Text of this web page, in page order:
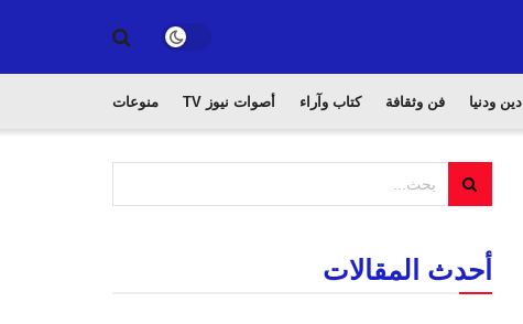
دين ودنيا فن وثقافة كتاب وآراء أصوات نيوز TV منوعات
أحدث المقالات